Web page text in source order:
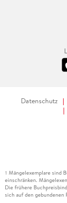
Datenschutz
1 Mängelexemplare sind
einschränken.
Die frühere
sich auf den gebundenen